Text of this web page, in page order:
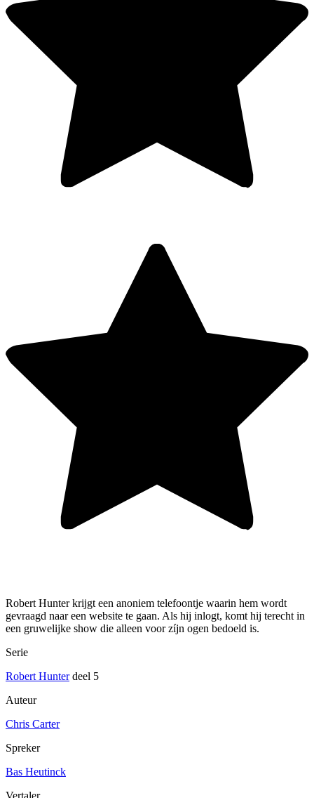
Robert Hunter krijgt een anoniem telefoontje waarin hem wordt
gevraagd naar een website te gaan. Als hij inlogt, komt hij terecht in
een gruwelijke show die alleen voor zíjn ogen bedoeld is.
Serie
Robert Hunterdeel 5
Auteur
Chris Carter
Spreker
Bas Heutinck
Vertaler